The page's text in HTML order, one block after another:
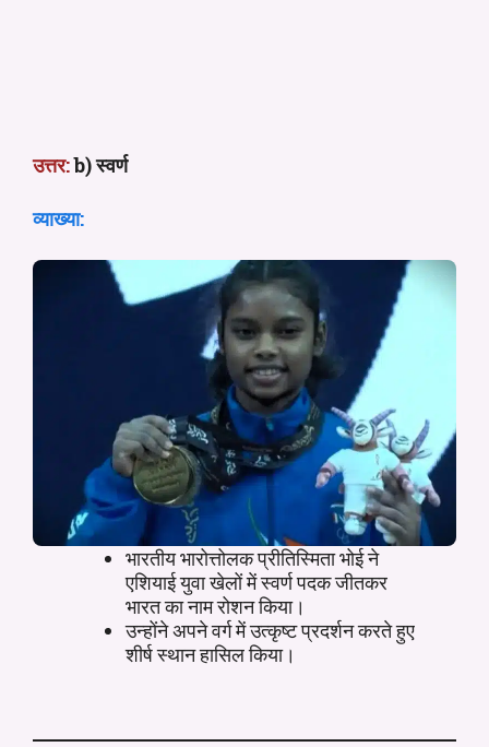
उत्तर:b) स्वर्ण
व्याख्या:
भारतीय भारोत्तोलक प्रीतिस्मिता भोई ने
एशियाई युवा खेलों में स्वर्ण पदक जीतकर
भारत का नाम रोशन किया।
उन्होंने अपने वर्ग में उत्कृष्ट प्रदर्शन करते हुए
शीर्ष स्थान हासिल किया।